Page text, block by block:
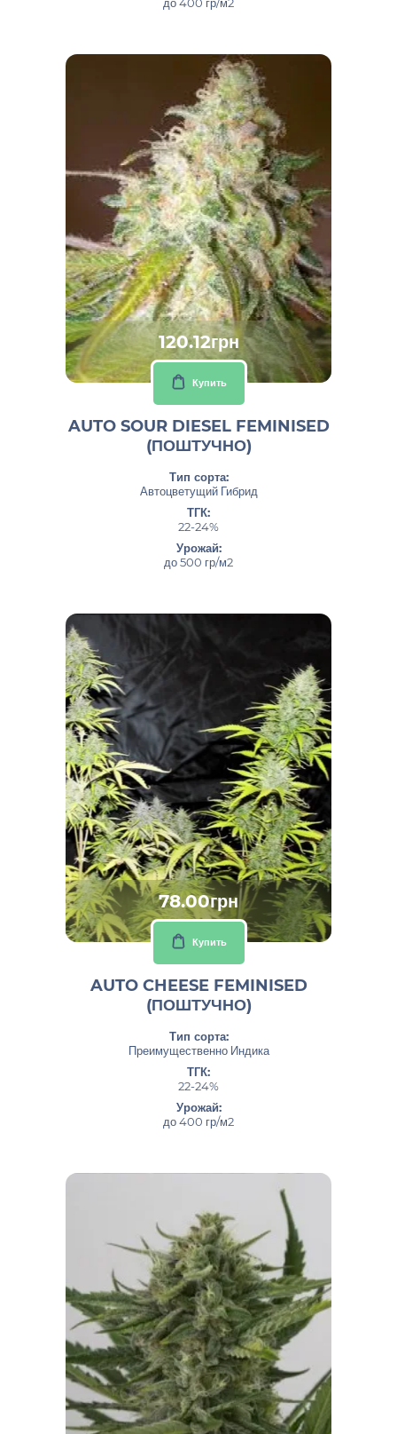
120.12грн
Купить
AUTO SOUR DIESEL FEMINISED
(ПОШТУЧНО)
Тип сорта:
Автоцветущий Гибрид
ТГК:
22-24%
Урожай:
до 500 гр/м2
78.00грн
Купить
AUTO CHEESE FEMINISED
(ПОШТУЧНО)
Тип сорта:
Преимущественно Индика
ТГК:
22-24%
Урожай:
до 400 гр/м2